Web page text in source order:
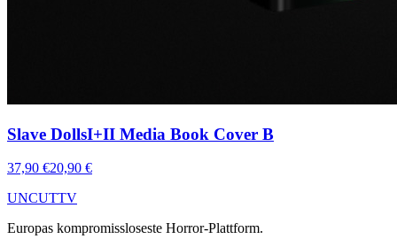
Slave DollsI+II Media Book Cover B
37,90 €20,90 €
UNCUTTV
Europas kompromissloseste Horror-Plattform.